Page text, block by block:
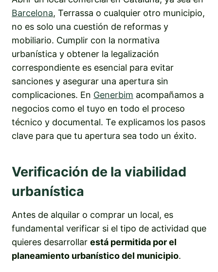
Barcelona, Terrassa o cualquier otro municipio,
no es solo una cuestión de reformas y
mobiliario. Cumplir con la normativa
urbanística y obtener la legalización
correspondiente es esencial para evitar
sanciones y asegurar una apertura sin
complicaciones. En Generbim acompañamos a
negocios como el tuyo en todo el proceso
técnico y documental. Te explicamos los pasos
clave para que tu apertura sea todo un éxito.
Verificación de la viabilidad
urbanística
Antes de alquilar o comprar un local, es
fundamental verificar si el tipo de actividad que
quieres desarrollar está permitida por el
planeamiento urbanístico del municipio.